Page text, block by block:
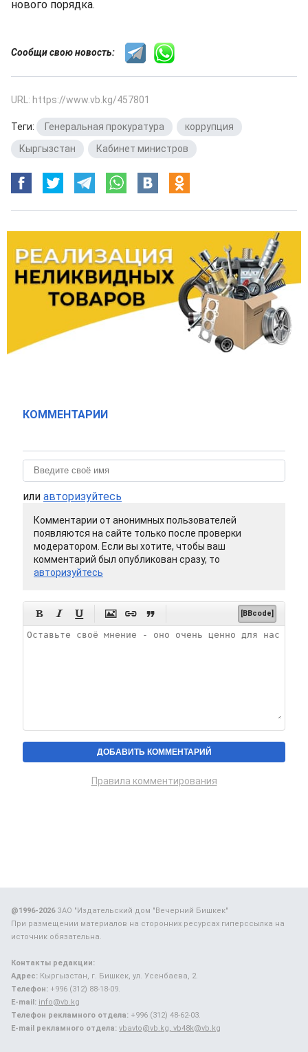
нового порядка.
Сообщи свою новость:
URL: https://www.vb.kg/457801
Теги: Генеральная прокуратура коррупция
Кыргызстан
Кабинет министров
КОММЕНТАРИИ
или авторизуйтесь
Комментарии от анонимных пользователей
появляются на сайте только после проверки
модератором. Если вы хотите, чтобы ваш
комментарий был опубликован сразу, то
авторизуйтесь
      [BBcode]
Правила комментирования
@1996-2026ЗАО "Издательский дом "Вечерний Бишкек"
При размещении материалов на сторонних ресурсах гиперссылка на
источник обязательна.
Контакты редакции:
Адрес: Кыргызстан, г. Бишкек, ул. Усенбаева, 2.
Телефон: +996 (312) 88-18-09.
E-mail: info@vb.kg
Телефон рекламного отдела: +996 (312) 48-62-03.
E-mail рекламного отдела: vbavto@vb.kg, vb48k@vb.kg